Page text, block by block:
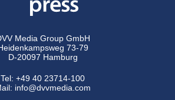
Media Group GmbH
73-79
D-20097 Hamburg
Tel:+49 40 23714-100
info@dvvmedia.com